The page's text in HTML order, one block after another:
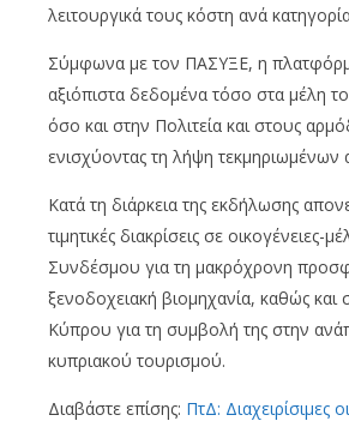
λειτουργικά τους κόστη ανά
Σύμφωνα με τον ΠΑΣΥΞΕ, η
αξιόπιστα δεδομένα τόσο στα μέλη
όσο και στην Πολιτεία και στους
ενισχύοντας τη λήψη
Κατά τη διάρκεια της εκδήλωσης
τιμητικές διακρίσεις σε οικογένειες-
Συνδέσμου για τη μακρόχρονη
ξενοδοχειακή βιομηχανία, καθώς και
Κύπρου για τη συμβολή της στην
κυπριακού τουρισμού.
Διαβάστε επίσης: ΠτΔ: Διαχειρίσιμες